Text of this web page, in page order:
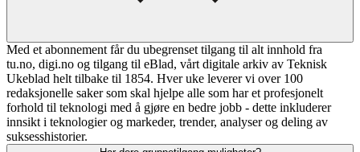
Med et abonnement får du ubegrenset tilgang til alt innhold fra
tu.no, digi.no og tilgang til eBlad, vårt digitale arkiv av Teknisk
Ukeblad helt tilbake til 1854. Hver uke leverer vi over 100
redaksjonelle saker som skal hjelpe alle som har et profesjonelt
forhold til teknologi med å gjøre en bedre jobb - dette inkluderer
innsikt i teknologier og markeder, trender, analyser og deling av
suksesshistorier.